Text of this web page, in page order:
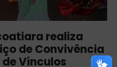
realiza
de Convivência
Vínculos